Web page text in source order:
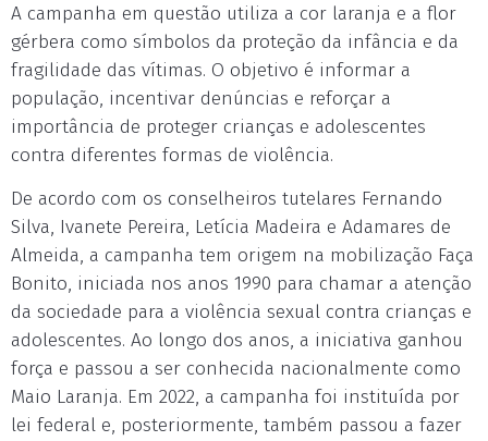
A campanha em questão utiliza a cor laranja e a flor
gérbera como símbolos da proteção da infância e da
fragilidade das vítimas. O objetivo é informar a
população, incentivar denúncias e reforçar a
importância de proteger crianças e adolescentes
contra diferentes formas de violência.
De acordo com os conselheiros tutelares Fernando
Silva, Ivanete Pereira, Letícia Madeira e Adamares de
Almeida, a campanha tem origem na mobilização Faça
Bonito, iniciada nos anos 1990 para chamar a atenção
da sociedade para a violência sexual contra crianças e
adolescentes. Ao longo dos anos, a iniciativa ganhou
força e passou a ser conhecida nacionalmente como
Maio Laranja. Em 2022, a campanha foi instituída por
lei federal e, posteriormente, também passou a fazer